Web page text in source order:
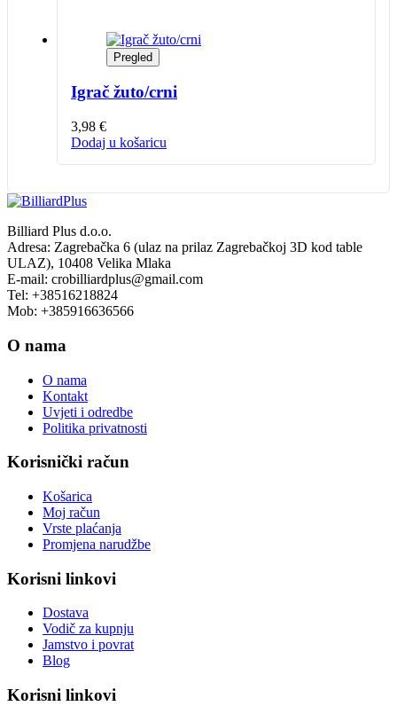
Pregled
Igrač žuto/crni
3,98 €
Dodaj u košaricu
Billiard Plus d.o.o.
Adresa: Zagrebačka 6 (ulaz na prilaz Zagrebačkoj 3D kod table
ULAZ), 10408 Velika Mlaka
E-mail: crobilliardplus@gmail.com
Tel: +38516218824
Mob: +385916636566
O nama
O nama
Kontakt
Uvjeti i odredbe
Politika privatnosti
Korisnički račun
Košarica
Moj račun
Vrste plaćanja
Promjena narudžbe
Korisni linkovi
Dostava
Vodič za kupnju
Jamstvo i povrat
Blog
Korisni linkovi